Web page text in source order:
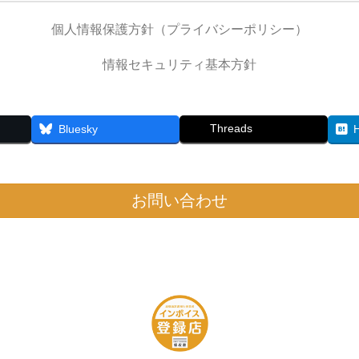
個人情報保護方針（プライバシーポリシー）
情報セキュリティ基本方針
Bluesky Threads
お問い合わせ